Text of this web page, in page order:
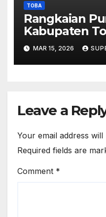
TOBA
Rangkaian
Kabupaten
Doa Untuk
MAR 15, 2026
Leave a
Your email address
Required fields are
Comment *